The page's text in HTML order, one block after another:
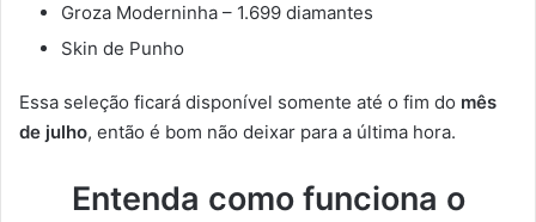
Groza Moderninha – 1.699 diamantes
Skin de Punho
Essa seleção ficará disponível somente até o fim do mês
de julho, então é bom não deixar para a última hora.
Entenda como funciona o